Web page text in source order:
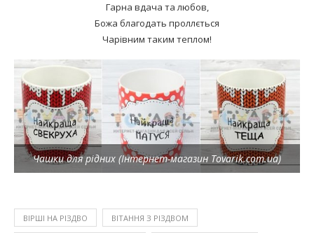
Гарна вдача та любов,
Божа благодать проллється
Чарівним таким теплом!
Чашки для рідних (Інтернет-магазин Tovarik.com.ua)
ВІРШІ НА РІЗДВО ВІТАННЯ З РІЗДВОМ